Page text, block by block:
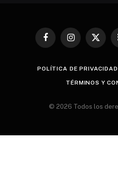
FacebookInstagram
X
POLÍTICA DE PRIVACIDAD
TÉRMINOS Y
© 2026 Todos los